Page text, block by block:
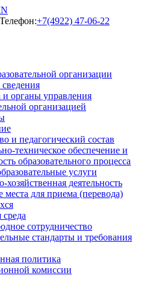
Телефон:+7(4922) 47-06-22
организации
и органы управления
организацией
и педагогический состав
техническое обеспечение и
образовательного процесса
услуги
деятельность
места для приема (перевода)
среда
сотрудничество
стандарты и требования
политика
комиссии